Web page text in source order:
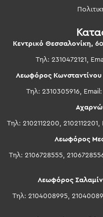
Κεντρικό Θεσσαλονίκη,
Τηλ: 2310472121,
Λεωφόρος
Τηλ: 2310305916, Email:
Τηλ: 2102112200, 2102112201,
Λεωφόρος
Τηλ: 2106728555,
Λεωφόρος
Τηλ: 2104008995,